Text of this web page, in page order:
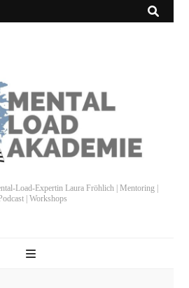
Load-Expertin Laura Fröhlich | Mentoring |
| Workshops